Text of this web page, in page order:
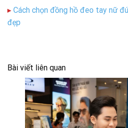
▸ Cách chọn đồng hồ đeo tay nữ
đẹp
Bài viết liên quan